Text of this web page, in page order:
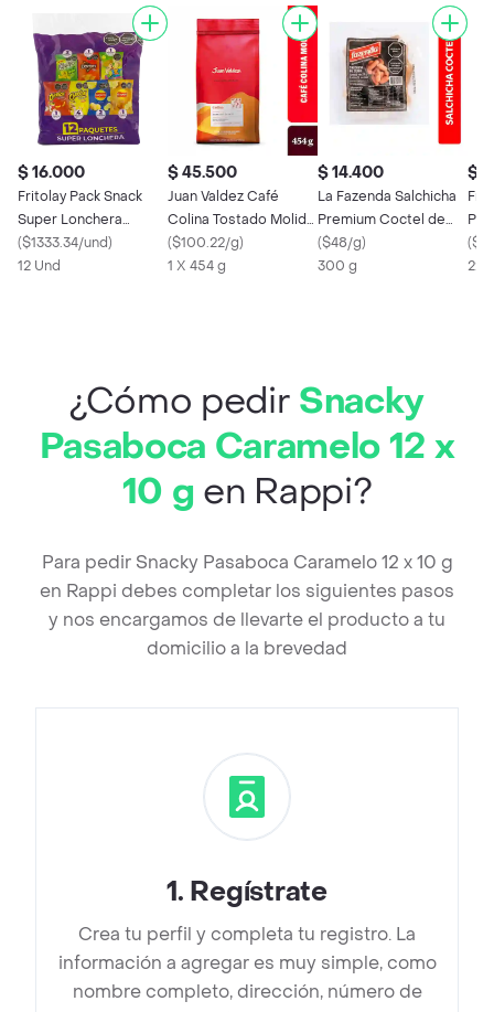
$ 16.000
Fritolay Pack Snack
Super Lonchera
Surtido
($1333.34/und)
12 Und
$ 45.500
Juan Valdez Café
Colina Tostado Molido
Balanceado
($100.22/g)
1 X 454 g
$ 14.400
La Fazenda Salchicha
Premium Coctel de
Cerdo
($48/g)
300 g
$
(
22
¿Cómo pedir Snacky
Pasaboca Caramelo 12 x
10 g en Rappi?
Para pedir Snacky Pasaboca Caramelo 12 x 10 g
en Rappi debes completar los siguientes pasos
y nos encargamos de llevarte el producto a tu
domicilio a la brevedad
1. Regístrate
Crea tu perfil y completa tu registro. La
información a agregar es muy simple, como
nombre completo, dirección, número de